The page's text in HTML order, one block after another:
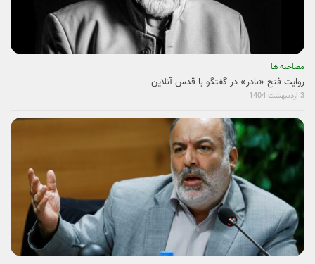
مصاحبه ها
روایت فتح «نادر» در گفتگو با قدس آنلاین
3 اردیبهشت 1404